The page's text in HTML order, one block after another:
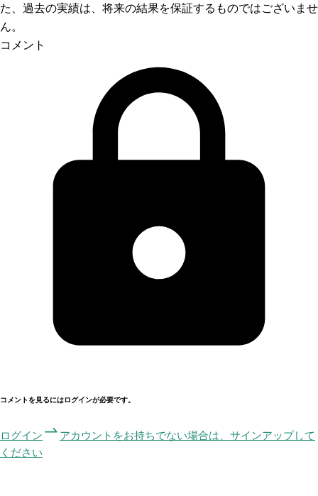
た、過去の実績は、将来の結果を保証するものではございませ
ん。
コメント
コメントを見るにはログインが必要です。
ログイン
アカウントをお持ちでない場合は、サインアップして
ください